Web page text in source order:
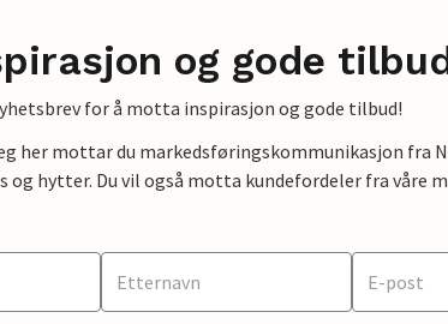
og gode
for å motta inspirasjon og gode tilbud!
her mottar du markedsføringskommunikasjon fra
og hytter. Du vil også motta kundefordeler fra våre